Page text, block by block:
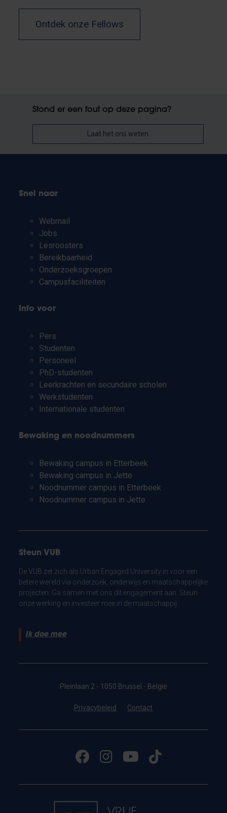
Ontdek onze Fellows
Stond er een fout op deze pagina?
Laat het ons weten
Snel naar
Webmail
Jobs
Lesroosters
Bereikbaarheid
Onderzoeksgroepen
Campusfaciliteiten
Info voor
Pers
Studenten
Personeel
PhD-studenten
Leerkrachten en secundaire scholen
Werkstudenten
Internationale studenten
Bewaking en noodnummers
Bewaking campus in Etterbeek
Bewaking campus in Jette
Noodnummer campus in Etterbeek
Noodnummer campus in Jette
Steun VUB
De VUB zet zich als Urban Engaged University in voor een
betere wereld via onderzoek, onderwijs en maatschappelijke
projecten. Ga samen met ons dit engagement aan. Steun
onze werking en investeer mee in de maatschappij.
Ik doe mee
Pleinlaan 2 - 1050 Brussel - België
Privacybeleid Contact